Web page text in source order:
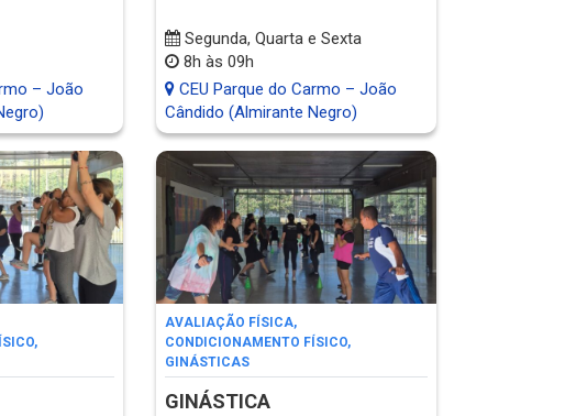
– João
Segunda, Quarta e Sexta
8h às 09h
CEU Parque do Carmo – João
Cândido (Almirante Negro)
,
AVALIAÇÃO FÍSICA,
CONDICIONAMENTO FÍSICO,
GINÁSTICAS
GINÁSTICA